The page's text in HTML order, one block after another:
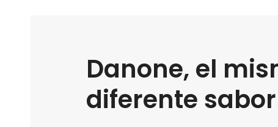
Danone, el
diferente sabor